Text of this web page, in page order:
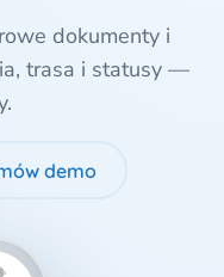
dokumenty i
trasa i statusy —
demo